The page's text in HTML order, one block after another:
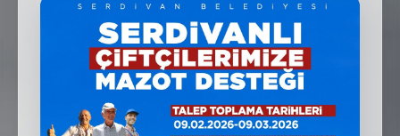
SEBİK
E NÖBETÇI ECZANELER
SABSIS - AFET
TRAFIKPARK